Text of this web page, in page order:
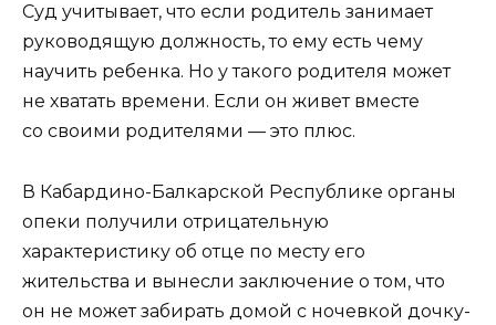
Суд учитывает, что если родитель занимает
руководящую должность, то ему есть чему
научить ребенка. Но у такого родителя может
не хватать времени. Если он живет вместе
со своими родителями — это плюс.
В Кабардино-Балкарской Республике органы
опеки получили отрицательную
характеристику об отце по месту его
жительства и вынесли заключение о том, что
он не может забирать домой с ночевкой дочку-